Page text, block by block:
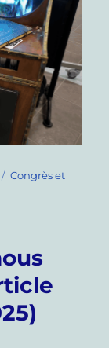
Catégories
Congrès et